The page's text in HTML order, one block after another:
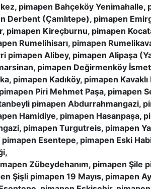
pimapen Bahçeköy
Derbent (Çamlıtepe), pimapen
Kireçburnu, pimapen
Rumelihisarı, pimapen
pimapen Alibey, pimapen Alipaşa
pimapen Değirmenköy
pimapen Kadıköy, pimapen
Piri Mehmet Paşa, pimapen
pimapen Abdurrahmangazi,
Hamidiye, pimapen Hasanpaşa,
pimapen Turgutreis, pimapen
Esentepe, pimapen Eski
Zübeydehanım, pimapen Şile
Şişli pimapen 19 Mayıs, pimapen